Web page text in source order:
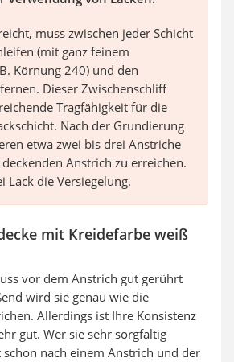
muss zwischen jeder Schicht
(mit ganz feinem
Körnung 240) und den
Dieser Zwischenschliff
Tragfähigkeit für die
Nach der Grundierung
etwa zwei bis drei Anstriche
Anstrich zu erreichen.
Lack die Versiegelung.
mit Kreidefarbe weiß
vor dem Anstrich gut gerührt
wird sie genau wie die
Allerdings ist Ihre Konsistenz
gut. Wer sie sehr sorgfältig
nach einem Anstrich und der